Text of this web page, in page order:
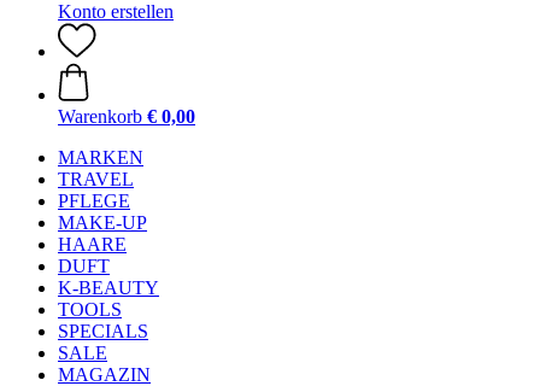
Konto erstellen
Warenkorb € 0,00
MARKEN
TRAVEL
PFLEGE
MAKE-UP
HAARE
DUFT
K-BEAUTY
TOOLS
SPECIALS
SALE
MAGAZIN